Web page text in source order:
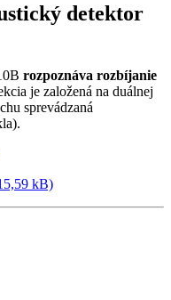
detektor
rozpoznáva rozbíjanie
je založená na duálnej
sprevádzaná
kB)